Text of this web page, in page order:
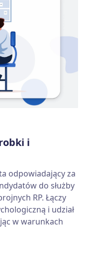
i
odpowiadający za
do służby
RP. Łączy
i udział
w warunkach
praca, jakie
– zarobki i